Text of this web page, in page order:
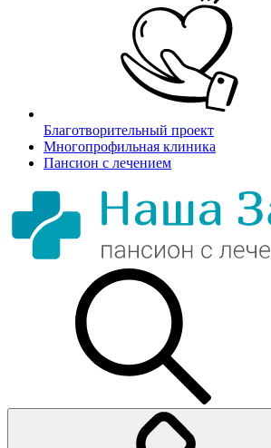
Благотворительный проект
Многопрофильная клиника
Пансион с лечением